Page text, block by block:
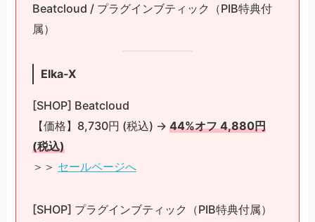
Beatcloud / プラグインブティック（PIB特典付
属）
Elka-X
[SHOP] Beatcloud
【価格】8,730円 (税込) → 44%オフ 4,880円
(税込)
＞＞ セールページへ
[SHOP] プラグインブティック（PIB特典付属）